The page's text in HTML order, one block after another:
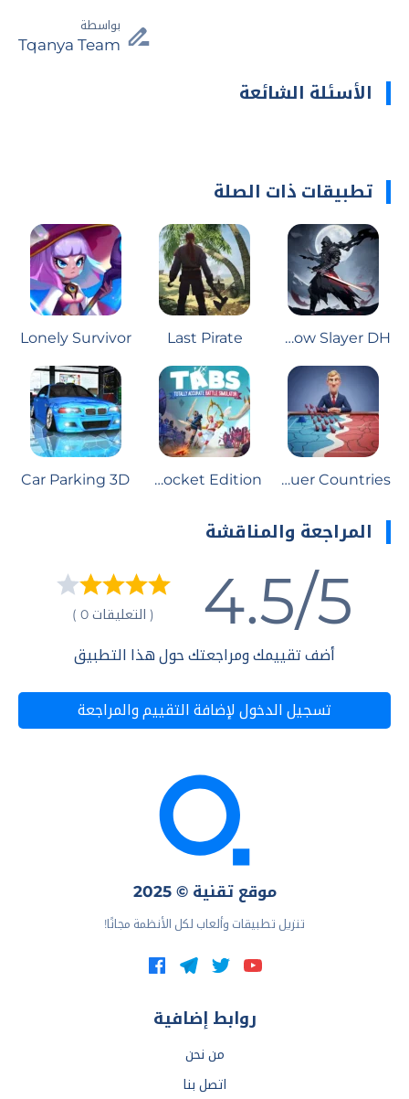
بواسطة
Tqanya Team
الأسئلة الشائعة
تطبيقات ذات الصلة
Shadow Slayer DH
Last Pirate
Lonely Survivor
Conquer Countries
TABS Pocket Edition
Car Parking 3D
المراجعة والمناقشة
4.5/5 ( التعليقات 0 )
أضف تقييمك ومراجعتك حول هذا التطبيق
تسجيل الدخول لإضافة التقييم والمراجعة
موقع تقنية © 2025
تنزيل تطبيقات وألعاب لكل الأنظمة مجانًا!
روابط إضافية
من نحن
اتصل بنا